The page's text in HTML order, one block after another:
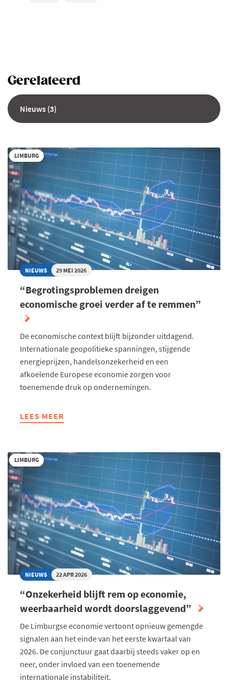
Gerelateerd
Nieuws (3)
LIMBURG
NIEUWS 29 MEI 2026
“Begrotingsproblemen dreigen
economische groei verder af te remmen”
De economische context blijft bijzonder uitdagend.
Internationale geopolitieke spanningen, stijgende
energieprijzen, handelsonzekerheid en een
afkoelende Europese economie zorgen voor
toenemende druk op ondernemingen.
LEES MEER
ABOUT
ECONOMISCHE
GROEI
VERDER
AF
TE
REMMEN”
LIMBURG
NIEUWS 22 APR 2026
“Onzekerheid blijft rem op economie,
weerbaarheid wordt doorslaggevend”
De Limburgse economie vertoont opnieuw gemengde
signalen aan het einde van het eerste kwartaal van
2026. De conjunctuur gaat daarbij steeds vaker op en
neer, onder invloed van een toenemende
internationale instabiliteit.